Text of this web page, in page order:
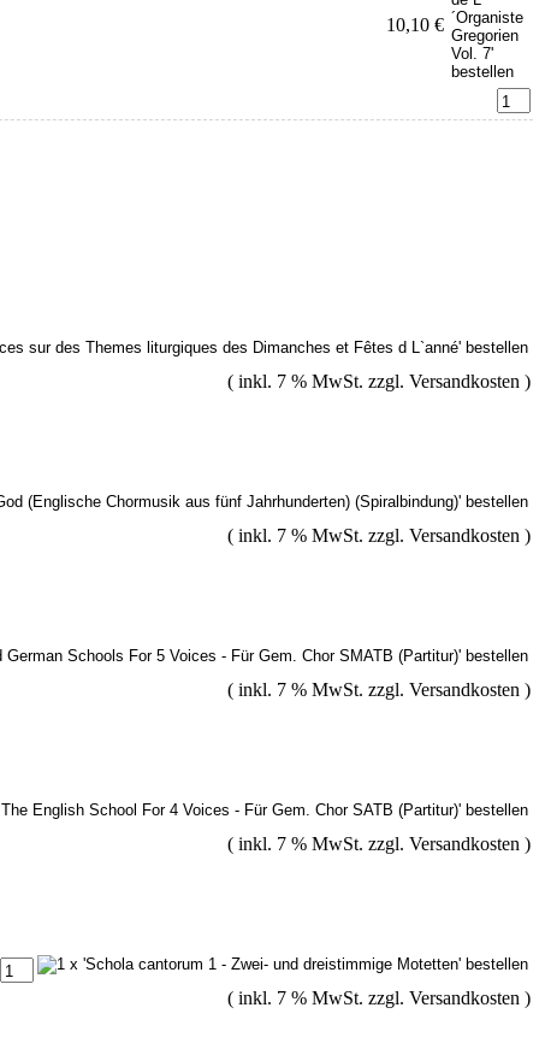
10,10 €
( inkl. 7 % MwSt. zzgl. Versandkosten )
( inkl. 7 % MwSt. zzgl. Versandkosten )
( inkl. 7 % MwSt. zzgl. Versandkosten )
( inkl. 7 % MwSt. zzgl. Versandkosten )
( inkl. 7 % MwSt. zzgl. Versandkosten )